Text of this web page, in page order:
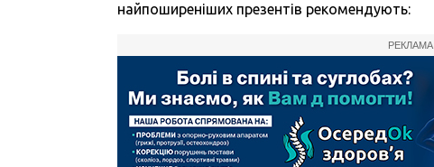
найпоширеніших презентів рекомендують:
РЕКЛАМА